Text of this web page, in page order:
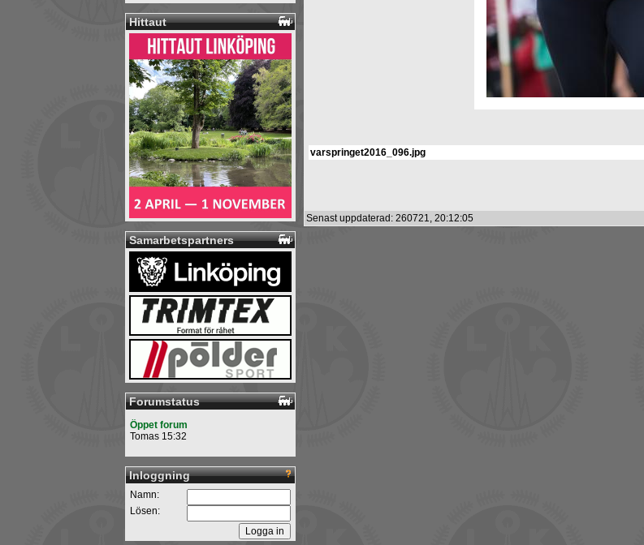
Hittaut
Samarbetspartners
Forumstatus
Öppet forum
Tomas 15:32
Inloggning
Namn:
Lösen:
varspringet2016_096.jpg
Senast uppdaterad: 260721, 20:12:05